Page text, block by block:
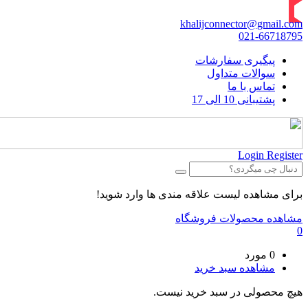
khalijconnector@gmail.com
021-66718795
پیگیری سفارشات
سوالات متداول
تماس با ما
پشتیبانی 10 الی 17
Login Register
برای مشاهده لیست علاقه مندی ها وارد شوید!
مشاهده محصولات فروشگاه
0
0 مورد
مشاهده سبد خرید
هیچ محصولی در سبد خرید نیست.